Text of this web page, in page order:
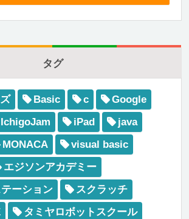
タグ
Basic c
Google
IchigoJam iPad
java
MONACA
visual basic
エジソンアカデミー
ーション
スクラッチ
タミヤロボットスクール